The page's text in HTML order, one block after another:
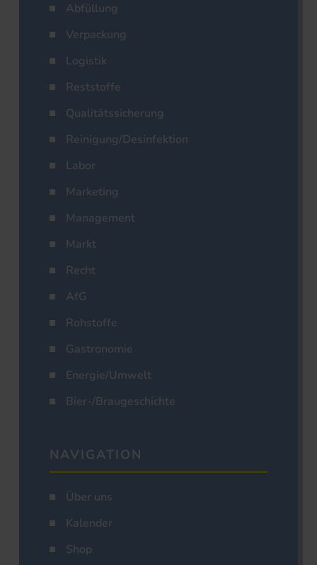
Abfüllung
Verpackung
Logistik
Reststoffe
Qualitätssicherung
Reinigung/Desinfektion
Labor
Marketing
Management
Markt
Recht
AfG
Rohstoffe
Gastronomie
Energie/Umwelt
Bier-/Braugeschichte
NAVIGATION
Über uns
Kalender
Shop